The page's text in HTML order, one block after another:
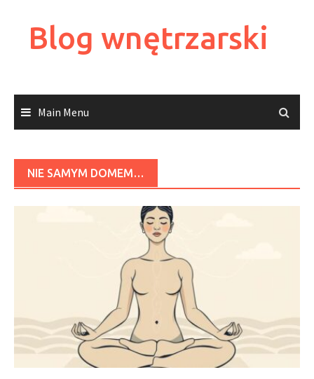
contentBlog wnętrzarski
Main Menu
NIE SAMYM DOMEM…